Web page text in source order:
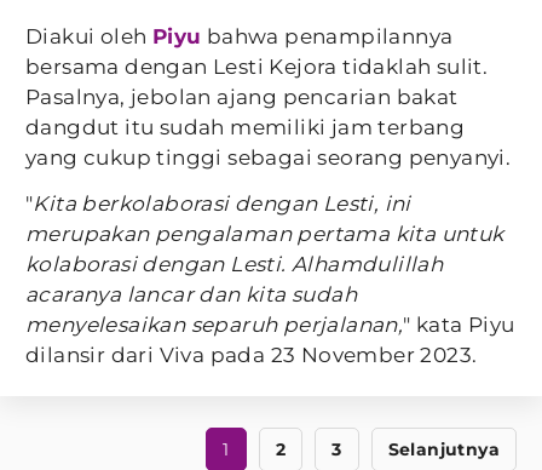
Diakui oleh Piyu bahwa penampilannya
bersama dengan Lesti Kejora tidaklah sulit.
Pasalnya, jebolan ajang pencarian bakat
dangdut itu sudah memiliki jam terbang
yang cukup tinggi sebagai seorang penyanyi.
"Kita berkolaborasi dengan Lesti, ini
merupakan pengalaman pertama kita untuk
kolaborasi dengan Lesti. Alhamdulillah
acaranya lancar dan kita sudah
menyelesaikan separuh perjalanan," kata Piyu
dilansir dari Viva pada 23 November 2023.
1 2 3 Selanjutnya